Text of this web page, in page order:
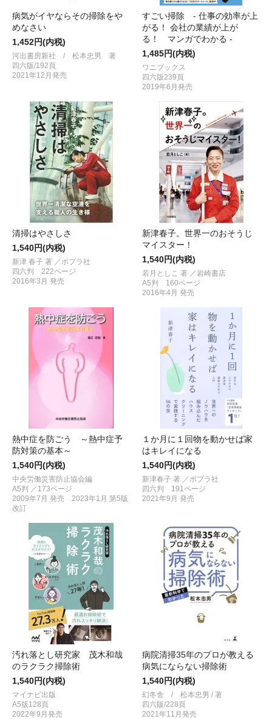
病気がイヤならその掃除をや
めなさい
1,452円(内税)
河出書房新社 / 松本忠男 著
四六版/192頁
2021年12月発売
すごい掃除 - 仕事の効率が上
がる！ 会社の業績が上が
る！ マンガでわかる -
1,485円(内税)
ワニブックス
四六版239頁
2019年6月発売
清掃はやさしさ
1,540円(内税)
新津 春子 著 ／ポプラ社
四六判 222ページ
2016年3月 発売
新津春子。世界一のおそうじ
マイスター！
1,540円(内税)
若月としこ 著 ／岩崎書店
A5判 160ページ
2016年4月 発売
熱中症を防ごう ～熱中症予
防対策の基本～
1,540円(内税)
中央労働災害防止協会編
A5判 ／173ページ
2009年7月 発売 2023年1月 第5版
改訂
１か月に１回物を動かせば家
はキレイになる
1,540円(内税)
新津春子 著 ／ポプラ社
四六判 191ページ
2021年9月 発売
汚れ落とし研究家 茂木和哉
のラクラク掃除術
1,540円(内税)
マイナビ出版
A5版128頁
2022年9月発売
病院清掃35年のプロが教える
病気にならない掃除術
1,540円(内税)
幻冬舎 / 松本忠男 / 著
四六版/228頁
2021年11月発売